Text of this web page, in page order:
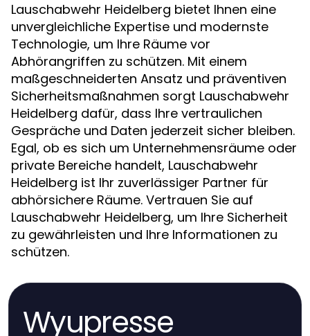
Lauschabwehr Heidelberg bietet Ihnen eine
unvergleichliche Expertise und modernste
Technologie, um Ihre Räume vor
Abhörangriffen zu schützen. Mit einem
maßgeschneiderten Ansatz und präventiven
Sicherheitsmaßnahmen sorgt Lauschabwehr
Heidelberg dafür, dass Ihre vertraulichen
Gespräche und Daten jederzeit sicher bleiben.
Egal, ob es sich um Unternehmensräume oder
private Bereiche handelt, Lauschabwehr
Heidelberg ist Ihr zuverlässiger Partner für
abhörsichere Räume. Vertrauen Sie auf
Lauschabwehr Heidelberg, um Ihre Sicherheit
zu gewährleisten und Ihre Informationen zu
schützen.
Wyupresse